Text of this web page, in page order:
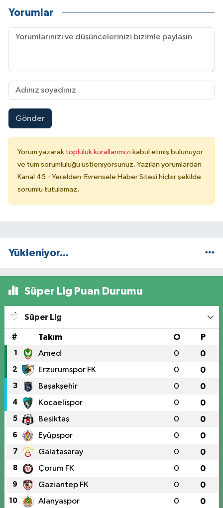
Yorumlar
Gönder
Yorum yazarak topluluk kurallarımızı kabul etmiş bulunuyor
ve tüm sorumluluğu üstleniyorsunuz. Yazılan yorumlardan
Kanal 45 - Yerelden-Evrensele Haber Sitesi hiçbir şekilde
sorumlu tutulamaz.
Yükleniyor...
Süper Lig Puan Durumu
Süper Lig
# Takım O P
1 Amed 0 0
2 Erzurumspor FK 0 0
3 Başakşehir 0 0
4 Kocaelispor 0 0
5 Beşiktaş 0 0
6 Eyüpspor 0 0
7 Galatasaray 0 0
8 Çorum FK 0 0
9 Gaziantep FK 0 0
10 Alanyaspor 0 0